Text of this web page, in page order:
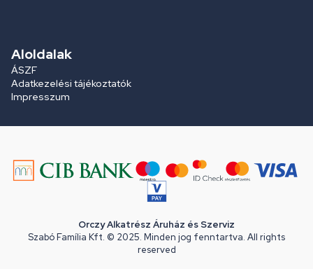
Aloldalak
ÁSZF
Adatkezelési tájékoztatók
Impresszum
Orczy Alkatrész Áruház és Szerviz
Szabó Família Kft. © 2025. Minden jog fenntartva. All rights
reserved